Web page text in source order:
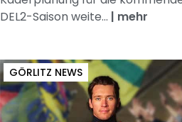
DEL2-Saison weite... | mehr
GÖRLITZ NEWS